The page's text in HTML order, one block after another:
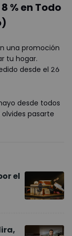
% en Todo
una promoción
tu hogar.
desde el 26
desde todos
pasarte
el